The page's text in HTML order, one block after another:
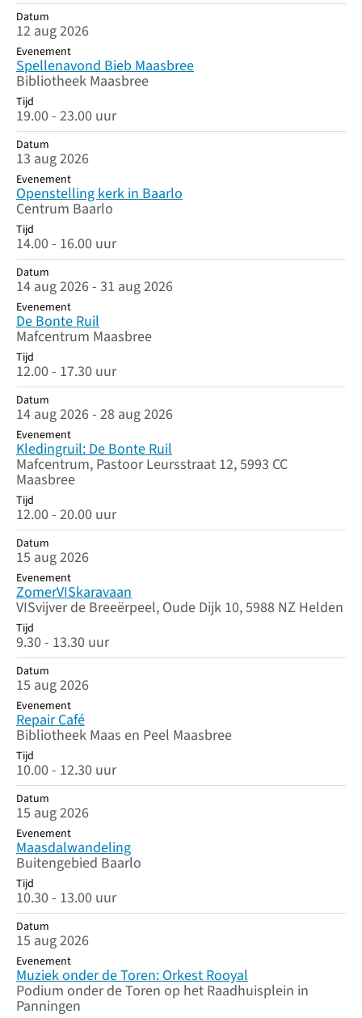
Datum
12 aug 2026
Evenement
Spellenavond Bieb Maasbree
Bibliotheek Maasbree
Tijd
19.00 - 23.00 uur
Datum
13 aug 2026
Evenement
Openstelling kerk in Baarlo
Centrum Baarlo
Tijd
14.00 - 16.00 uur
Datum
14 aug 2026 - 31 aug 2026
Evenement
De Bonte Ruil
Mafcentrum Maasbree
Tijd
12.00 - 17.30 uur
Datum
14 aug 2026 - 28 aug 2026
Evenement
Kledingruil: De Bonte Ruil
Mafcentrum, Pastoor Leursstraat 12, 5993 CC
Maasbree
Tijd
12.00 - 20.00 uur
Datum
15 aug 2026
Evenement
ZomerVISkaravaan
VISvijver de Breeërpeel, Oude Dijk 10, 5988 NZ Helden
Tijd
9.30 - 13.30 uur
Datum
15 aug 2026
Evenement
Repair Café
Bibliotheek Maas en Peel Maasbree
Tijd
10.00 - 12.30 uur
Datum
15 aug 2026
Evenement
Maasdalwandeling
Buitengebied Baarlo
Tijd
10.30 - 13.00 uur
Datum
15 aug 2026
Evenement
Muziek onder de Toren: Orkest Rooyal
Podium onder de Toren op het Raadhuisplein in
Panningen